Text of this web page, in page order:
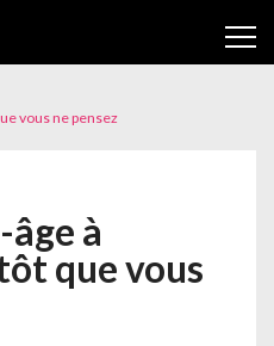
vous ne pensez
âge à
que vous